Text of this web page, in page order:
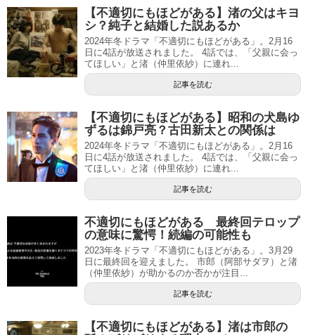
【不適切にもほどがある】渚の父はキヨ
シ？純子と結婚した説あるか
2024年冬ドラマ「不適切にもほどがある」。2月16
日に4話が放送されました。 4話では、「父親に会っ
てほしい」と渚（仲里依紗）に連れ...
記事を読む
【不適切にもほどがある】昭和の犬島ゆ
ずるは錦戸亮？古田新太との関係は
2024年冬ドラマ「不適切にもほどがある」。2月16
日に4話が放送されました。 4話では、「父親に会っ
てほしい」と渚（仲里依紗）に連れ...
記事を読む
不適切にもほどがある 最終回テロップ
の意味に驚愕！続編の可能性も
2023年冬ドラマ「不適切にもほどがある」。3月29
日に最終回を迎えました。 市郎（阿部サダヲ）と渚
（仲里依紗）が助かるのか否かが注目...
記事を読む
【不適切にもほどがある】渚は市郎の